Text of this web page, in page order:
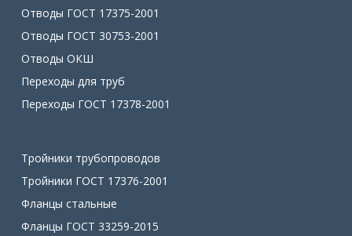
Отводы ГОСТ 17375-2001
Отводы ГОСТ 30753-2001
Отводы ОКШ
Переходы для труб
Переходы ГОСТ 17378-2001
Тройники трубопроводов
Тройники ГОСТ 17376-2001
Фланцы стальные
Фланцы ГОСТ 33259-2015